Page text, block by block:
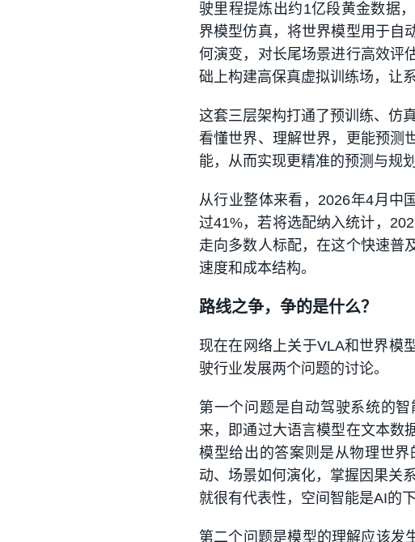
驶里程提炼出约1亿段黄金数据
界模型仿真，将世界模型用于自
何演变，对长尾场景进行高效评
础上构建高保真虚拟训练场，让
这套三层架构打通了预训练、仿
看懂世界、理解世界，更能预测
能，从而实现更精准的预测与规划
从行业整体来看，2026年4月中
过41%，若将选配纳入统计，
走向多数人标配，在这个快速普
速度和成本结构。
路线之争，争的是什么？
现在在网络上关于VLA和世界模
驶行业发展两个问题的讨论。
第一个问题是自动驾驶系统的
来，即通过大语言模型在文本数
模型给出的答案则是从物理世
动、场景如何演化，掌握因果关
就很有代表性，空间智能是AI的
第二个问题是模型的理解应该发